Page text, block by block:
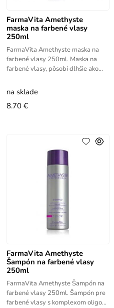
FarmaVita Amethyste
maska na farbené vlasy
250ml
FarmaVita Amethyste maska na
farbené vlasy 250ml. Maska na
farbené vlasy, pôsobí dlhšie ako
výživu, robí vlasy lesklými,
na sklade
8.70 €
FarmaVita Amethyste
Šampón na farbené vlasy
250ml
FarmaVita Amethyste Šampón na
farbené vlasy 250ml. Šampón pre
farbené vlasy s komplexom oligo